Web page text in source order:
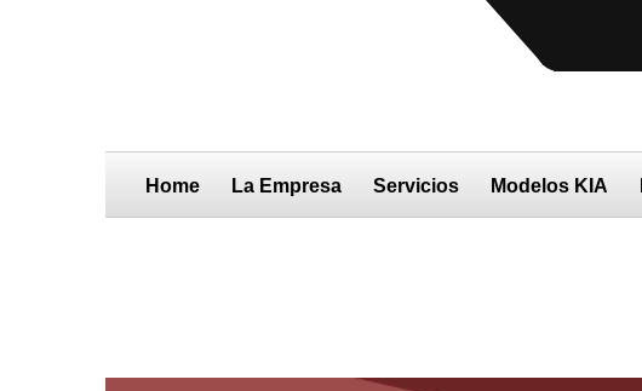
Home La Empresa Servicios Modelos KIA